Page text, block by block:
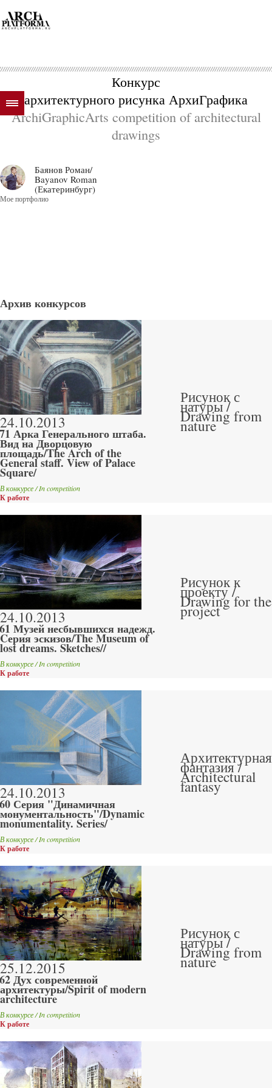
Конкурс
архитектурного рисунка АрхиГрафика
ArchiGraphicArts competition of architectural
drawings
Баянов Роман/
Bayanov Roman
(Екатеринбург)
Мое портфолио
Архив конкурсов
24.10.2013
Арка Генерального штаба.
Вид на Дворцовую
площадь/The Arch of the
General staff. View of Palace
Square/
В конкурсе / In competition
К работе
Рисунок с
натуры /
Drawing from
nature
24.10.2013
Музей несбывшихся надежд.
Cерия эскизов/The Museum of
lost dreams. Sketches//
В конкурсе / In competition
К работе
Рисунок к
проекту /
Drawing for the
project
24.10.2013
Серия "Динамичная
монументальность"/Dynamic
monumentality. Series/
В конкурсе / In competition
К работе
Архитектурная
фантазия /
Architectural
fantasy
25.12.2015
Дух современной
архитектуры/Spirit of modern
architecture
В конкурсе / In competition
К работе
Рисунок с
натуры /
Drawing from
nature